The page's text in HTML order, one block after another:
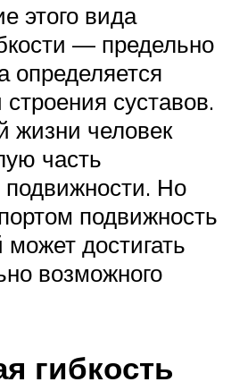
этого вида
— предельно
определяется
суставов.
жизни человек
часть
подвижности. Но
подвижность
достигать
возможного
гибкость